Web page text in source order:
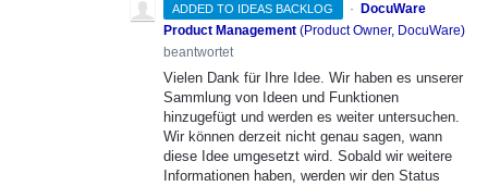
ADDED TO IDEAS BACKLOG ·
DocuWare
Product Management (Product Owner, DocuWare)
beantwortet
Vielen Dank für Ihre Idee. Wir haben es unserer
Sammlung von Ideen und Funktionen
hinzugefügt und werden es weiter untersuchen.
Wir können derzeit nicht genau sagen, wann
diese Idee umgesetzt wird. Sobald wir weitere
Informationen haben, werden wir den Status